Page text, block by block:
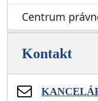
Centrum
Kontakt